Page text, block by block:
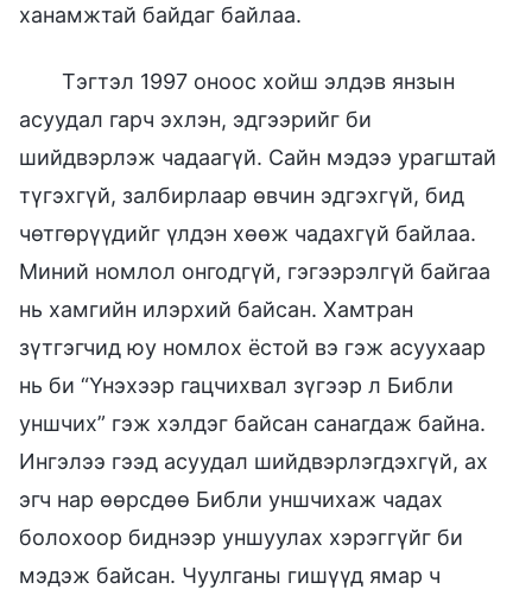
ханамжтай байдаг байлаа.
Тэгтэл 1997 оноос хойш элдэв янзын
асуудал гарч эхлэн, эдгээрийг би
шийдвэрлэж чадаагүй. Сайн мэдээ урагштай
түгэхгүй, залбирлаар өвчин эдгэхгүй, бид
чөтгөрүүдийг үлдэн хөөж чадахгүй байлаа.
Миний номлол онгодгүй, гэгээрэлгүй байгаа
нь хамгийн илэрхий байсан. Хамтран
зүтгэгчид юу номлох ёстой вэ гэж асуухаар
нь би “Үнэхээр гацчихвал зүгээр л Библи
уншчих” гэж хэлдэг байсан санагдаж байна.
Ингэлээ гээд асуудал шийдвэрлэгдэхгүй, ах
эгч нар өөрсдөө Библи уншчихаж чадах
болохоор биднээр уншуулах хэрэггүйг би
мэдэж байсан. Чуулганы гишүүд ямар ч